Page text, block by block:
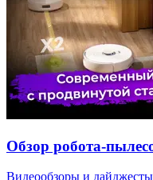
Обзор робота-
Видеообзоры и